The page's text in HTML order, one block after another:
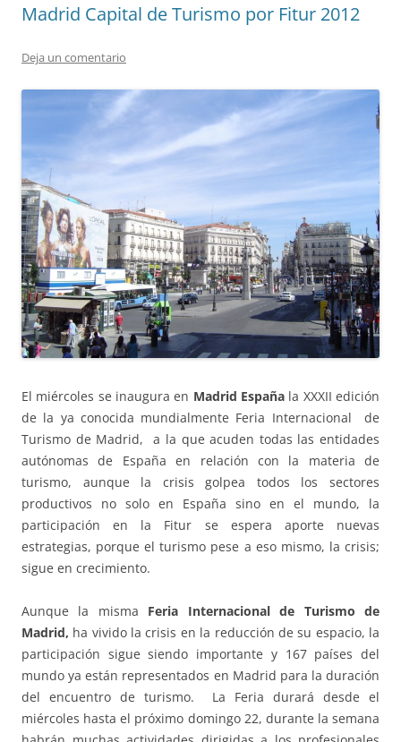
Madrid Capital de Turismo por Fitur 2012
Deja un comentario
El miércoles se inaugura en Madrid España la XXXII edición
de la ya conocida mundialmente Feria Internacional de
Turismo de Madrid, a la que acuden todas las entidades
autónomas de España en relación con la materia de
turismo, aunque la crisis golpea todos los sectores
productivos no solo en España sino en el mundo, la
participación en la Fitur se espera aporte nuevas
estrategias, porque el turismo pese a eso mismo, la crisis;
sigue en crecimiento.
Aunque la misma Feria Internacional de Turismo de
Madrid, ha vivido la crisis en la reducción de su espacio, la
participación sigue siendo importante y 167 países del
mundo ya están representados en Madrid para la duración
del encuentro de turismo. La Feria durará desde el
miércoles hasta el próximo domingo 22, durante la semana